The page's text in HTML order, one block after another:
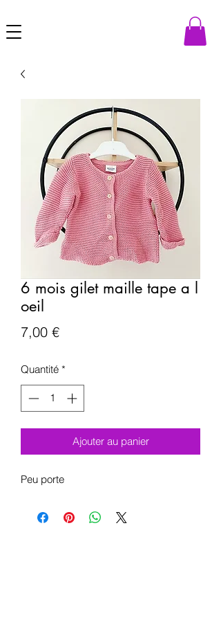
6 mois gilet maille tape a l
oeil
7,00 €Prix
Quantité *
Ajouter au panier
Peu porte